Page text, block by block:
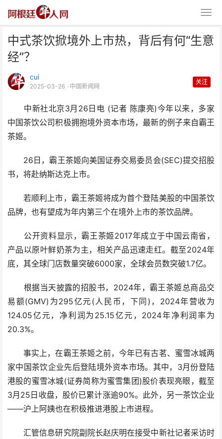
中式茶饮掀境外上市热，背后有何“生意
经”？
cui
2025-03-26 · 中国新闻网
关注
中新社北京3月26日电 (记者 陈康亮)今年以来，多家
中国茶饮公司积极拥抱境外资本市场，最新的例子来自霸王
茶姬。
26日，霸王茶姬向美国证券交易委员会(SEC)提交招股
书，将赴纳斯达克上市。
若顺利上市，霸王茶姬将成为首个登陆美股的中国茶饮
品牌，也有望成为年内第三个在境外上市的茶饮品牌。
公开资料显示，霸王茶姬2017年成立于中国云南省，
产品以原叶鲜奶茶为主，相关产品迅速走红。截至2024年
底，其全球门店数量突破6000家，全球会员数突破1.7亿。
根据当天披露的招股书，2024年，霸王茶姬总商品交
易额(GMV)为295亿元(人民币，下同)，2024年营收为
124.05亿元，净利润为25.15亿元，2024年净利润率为
20.3%。
事实上，在霸王茶姬之前，今年已有古茗、蜜雪冰城两
家中国茶饮企业先后登陆境外资本市场。其中，3月份登陆
港股的蜜雪冰城(证券简称为蜜雪集团)股价表现亮眼，截至
3月25日收盘，股价已累计涨逾90%。此外，另一茶饮企业
——沪上阿姨也在积极推进港股上市进程。
汇管信息研究院副院长赵庆明在接受中新社记者采访时
中式茶饮掀境外上市热，背后有何
“生意经”？